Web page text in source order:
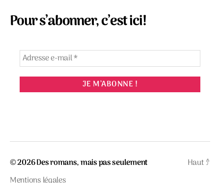
Pour s’abonner, c’est ici!
© 2026Des romans, mais pas seulement
Haut↑